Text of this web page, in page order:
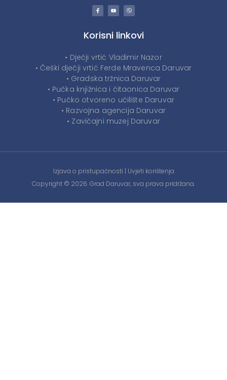
Korisni linkovi
• Dječji vrtić Vladimir Nazor
• Češki dječji vrtić Ferde Mravenca Daruvar
• Gradska tržnica Daruvar
• Pučka knjižnica i čitaonica Daruvar
• Pučko otvoreno učilište Daruvar
• Razvojna agencija Daruvar
• Zavičajni muzej Daruvar
Izjava o pristupačnosti | Uvjeti korištenja
Copyright © 2026. Grad Daruvar, sva prava pridržana.